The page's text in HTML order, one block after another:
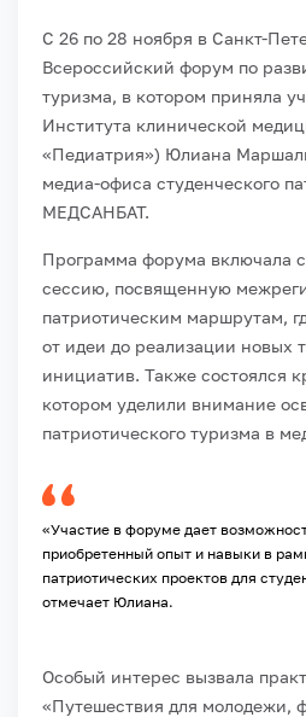
С 26 по 28 ноября в Санкт-
Всероссийский форум по
туризма, в котором приняла
Института клинической
«Педиатрия») Юлиана
медиа-офиса студенческого
МЕДСАНБАТ.
Программа форума включала
сессию, посвященную
патриотическим маршрутам,
от идеи до реализации новых
инициатив. Также состоялся
котором уделили внимание
патриотического туризма в
«Участие в форуме дает
приобретенный опыт и навыки в
патриотических проектов для
отмечает Юлиана.
Особый интерес вызвала
«Путешествия для